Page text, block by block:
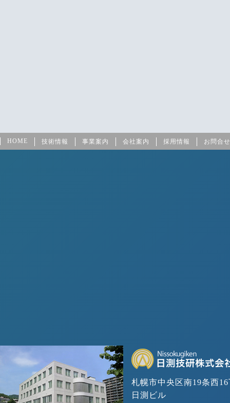
HOME 技術情報 事業案内 会社案内 採用情報 お問合せ
札幌市中央区南19条西
日測ビル